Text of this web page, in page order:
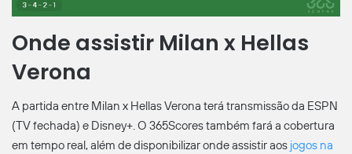
Onde assistir Milan x Hellas
Verona
A partida entre Milan x Hellas Verona terá transmissão da ESPN
(TV fechada) e Disney+. O 365Scores também fará a cobertura
em tempo real, além de disponibilizar onde assistir aos jogos na